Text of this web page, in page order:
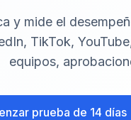
y mide el
TikTok,
equipos,
prueba de 14 días